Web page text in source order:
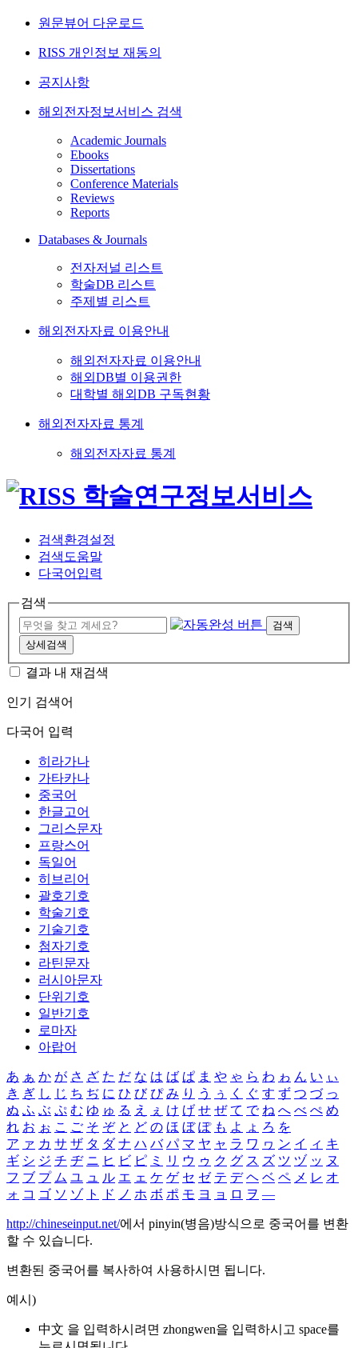
원문뷰어 다운로드
RISS 개인정보 재동의
공지사항
해외전자정보서비스 검색
Academic Journals
Ebooks
Dissertations
Conference Materials
Reviews
Reports
Databases & Journals
전자저널 리스트
학술DB 리스트
주제별 리스트
해외전자자료 이용안내
해외전자자료 이용안내
해외DB별 이용권한
대학별 해외DB 구독현황
해외전자자료 통계
해외전자자료 통계
검색환경설정
검색도움말
다국어입력
검색
검색
상세검색
결과 내 재검색
인기 검색어
다국어 입력
히라가나
가타카나
중국어
한글고어
그리스문자
프랑스어
독일어
히브리어
괄호기호
학술기호
기술기호
첨자기호
라틴문자
러시아문자
단위기호
일반기호
로마자
아랍어
あ ぁ か が さ ざ た だ な は ば ぱ ま や ゃ ら わ ゎ ん い ぃ
き ぎ し じ ち ぢ に ひ び ぴ み り う ぅ く ぐ す ず つ づ っ
ぬ ふ ぶ ぷ む ゆ ゅ る え ぇ け げ せ ぜ て で ね へ べ ぺ め
れ お ぉ こ ご そ ぞ と ど の ほ ぼ ぽ も よ ょ ろ を
ア ァ カ サ ザ タ ダ ナ ハ バ パ マ ヤ ャ ラ ワ ヮ ン イ ィ キ
ギ シ ジ チ ヂ ニ ヒ ビ ピ ミ リ ウ ゥ ク グ ス ズ ツ ヅ ッ ヌ
フ ブ プ ム ユ ュ ル エ ェ ケ ゲ セ ゼ テ デ ヘ ベ ペ メ レ オ
ォ コ ゴ ソ ゾ ト ド ノ ホ ボ ポ モ ヨ ョ ロ ヲ ―
http://chineseinput.net/에서 pinyin(병음)방식으로 중국어를 변환
할 수 있습니다.
변환된 중국어를 복사하여 사용하시면 됩니다.
예시)
中文 을 입력하시려면 zhongwen을 입력하시고 space를